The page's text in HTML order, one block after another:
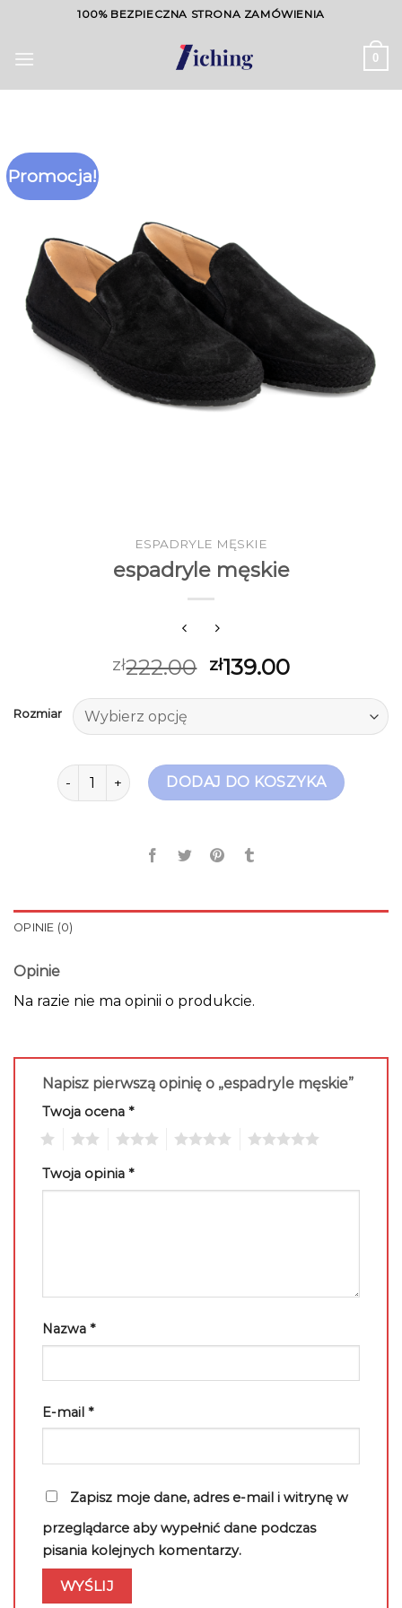
content
100% BEZPIECZNA STRONA ZAMÓWIENIA
0
Promocja!
ESPADRYLE MĘSKIE
espadryle męskie
zł222.00 zł139.00
Rozmiar
ilość espadryle męskieDODAJ DO KOSZYKA
OPINIE (0)
Opinie
Na razie nie ma opinii o produkcie.
Napisz pierwszą opinię o „espadryle męskie”
Twoja ocena *
Twoja opinia *
Nazwa *
E-mail *
Zapisz moje dane, adres e-mail i witrynę w
przeglądarce aby wypełnić dane podczas
pisania kolejnych komentarzy.